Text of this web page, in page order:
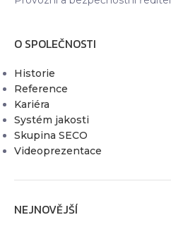
O SPOLEČNOSTI
Historie
Reference
Kariéra
Systém jakosti
Skupina SECO
Videoprezentace
NEJNOVĚJŠÍ